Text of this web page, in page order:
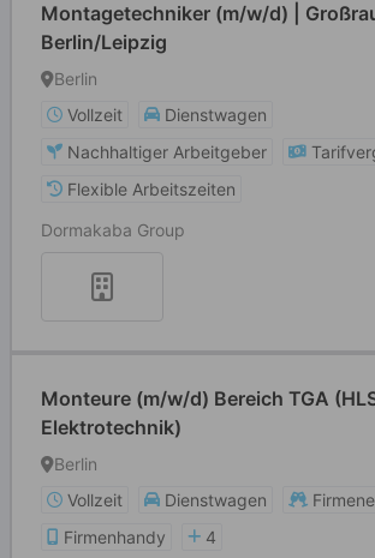
Montagetechniker (m/w/d) |
Berlin/Leipzig
Berlin
Vollzeit
Dienstwagen
Nachhaltiger Arbeitgeber
Flexible Arbeitszeiten
Dormakaba Group
Monteure (m/w/d) Bereich TGA
Elektrotechnik)
Berlin
Vollzeit
Dienstwagen
Firmenhandy
4